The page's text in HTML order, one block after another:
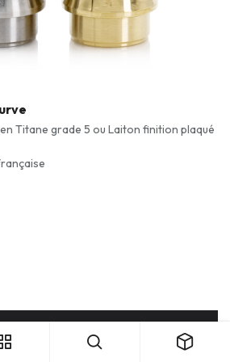
Titane grade 5 ou Laiton finition plaqué